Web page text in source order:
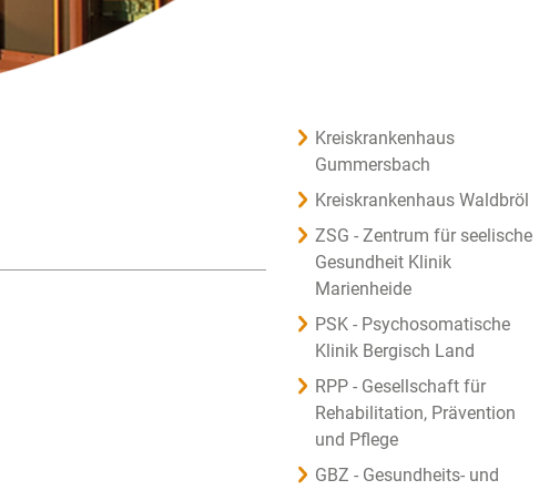
Kreiskrankenhaus
Gummersbach
Kreiskrankenhaus Waldbröl
ZSG - Zentrum für seelische
Gesundheit Klinik
Marienheide
PSK - Psychosomatische
Klinik Bergisch Land
RPP - Gesellschaft für
Rehabilitation, Prävention
und Pflege
GBZ - Gesundheits- und